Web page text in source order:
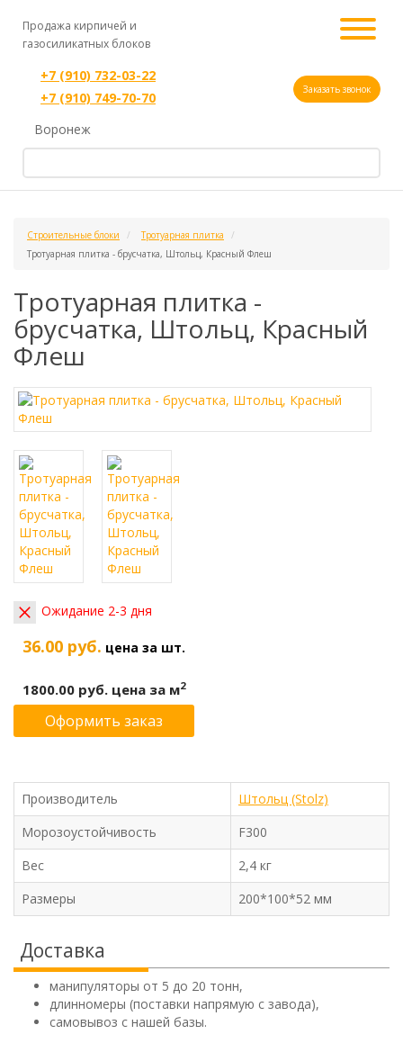
Продажа кирпичей и
газосиликатных блоков
+7 (910) 732-03-22
+7 (910) 749-70-70
Заказать звонок
Воронеж
Строительные блоки
Тротуарная плитка
Тротуарная плитка - брусчатка, Штольц, Красный Флеш
Тротуарная плитка -
брусчатка, Штольц, Красный
Флеш
Ожидание 2-3 дня
36.00 руб. цена за шт.
1800.00 руб. цена за м2
Оформить заказ
Производитель
Штольц (Stolz)
Морозоустойчивость
F300
Вес
2,4 кг
Размеры
200*100*52 мм
Доставка
манипуляторы от 5 до 20 тонн,
длинномеры (поставки напрямую с завода),
самовывоз с нашей базы.